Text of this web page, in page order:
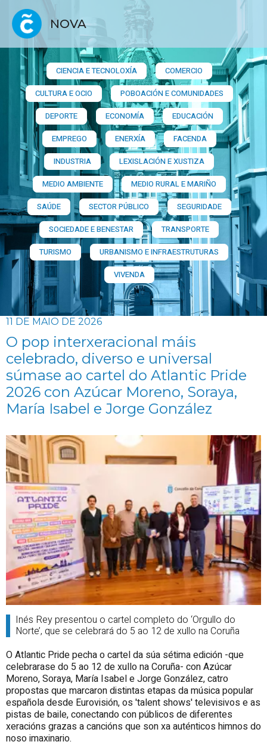
NOVA
CIENCIA E TECNOLOXÍA
COMERCIO
CULTURA E OCIO
POBOACIÓN E COMUNIDADES
DEPORTE
ECONOMÍA
EDUCACIÓN
EMPREGO
ENERXÍA
FACENDA
INDUSTRIA
LEXISLACIÓN E XUSTIZA
MEDIO AMBIENTE
MEDIO RURAL E MARIÑO
SAÚDE
SECTOR PÚBLICO
SEGURIDADE
SOCIEDADE E BENESTAR
TRANSPORTE
TURISMO
URBANISMO E INFRAESTRUTURAS
VIVENDA
11 DE MAIO DE 2026
O pop interxeracional máis
celebrado, diverso e universal
súmase ao cartel do Atlantic Pride
2026 con Azúcar Moreno, Soraya,
María Isabel e Jorge González
Inés Rey presentou o cartel completo do ‘Orgullo do
Norte’, que se celebrará do 5 ao 12 de xullo na Coruña
O Atlantic Pride pecha o cartel da súa sétima edición -que
celebrarase do 5 ao 12 de xullo na Coruña- con Azúcar
Moreno, Soraya, María Isabel e Jorge González, catro
propostas que marcaron distintas etapas da música popular
española desde Eurovisión, os 'talent shows' televisivos e as
pistas de baile, conectando con públicos de diferentes
xeracións grazas a cancións que son xa auténticos himnos do
noso imaxinario.